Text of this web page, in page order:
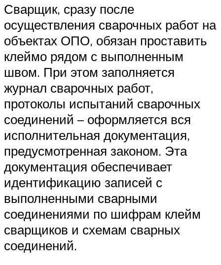
Сварщик, сразу после
осуществления сварочных работ на
объектах ОПО, обязан проставить
клеймо рядом с выполненным
швом. При этом заполняется
журнал сварочных работ,
протоколы испытаний сварочных
соединений – оформляется вся
исполнительная документация,
предусмотренная законом. Эта
документация обеспечивает
идентификацию записей с
выполненными сварными
соединениями по шифрам клейм
сварщиков и схемам сварных
соединений.